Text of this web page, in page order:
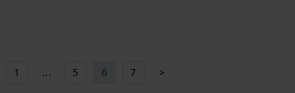
1 ... 5 6 7 >